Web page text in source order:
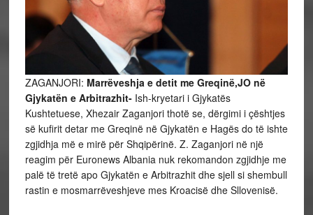
ZAGANJORI: Marrëveshja e detit me Greqinë,JO në
Gjykatën e Arbitrazhit-Ish-kryetari i Gjykatës
Kushtetuese, Xhezair Zaganjori thotë se, dërgimi i çështjes
së kufirit detar me Greqinë në Gjykatën e Hagës do të ishte
zgjidhja më e mirë për Shqipërinë. Z. Zaganjori në një
reagim për Euronews Albania nuk rekomandon zgjidhje me
palë të tretë apo Gjykatën e Arbitrazhit dhe sjell si shembull
rastin e mosmarrëveshjeve mes Kroacisë dhe Sllovenisë.